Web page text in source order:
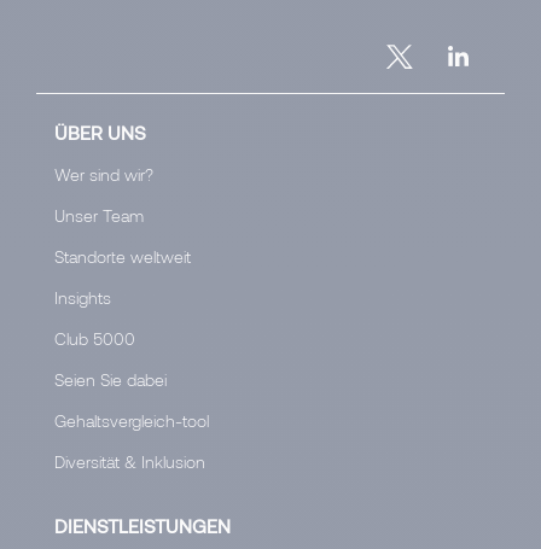
ÜBER UNS
Wer sind wir?
Unser Team
Standorte weltweit
Insights
Club 5000
Seien Sie dabei
Gehaltsvergleich-tool
Diversität & Inklusion
DIENSTLEISTUNGEN